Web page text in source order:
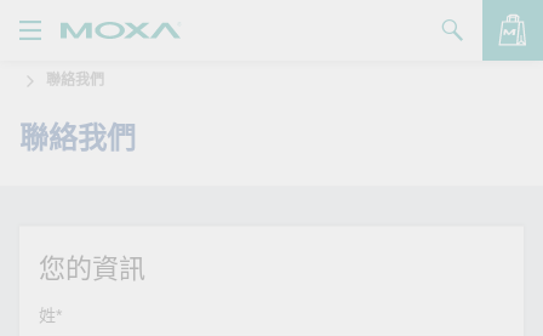
品
決方案
於我們
聯絡我們
聯絡我們
您的資訊
姓*
查看詢價明細